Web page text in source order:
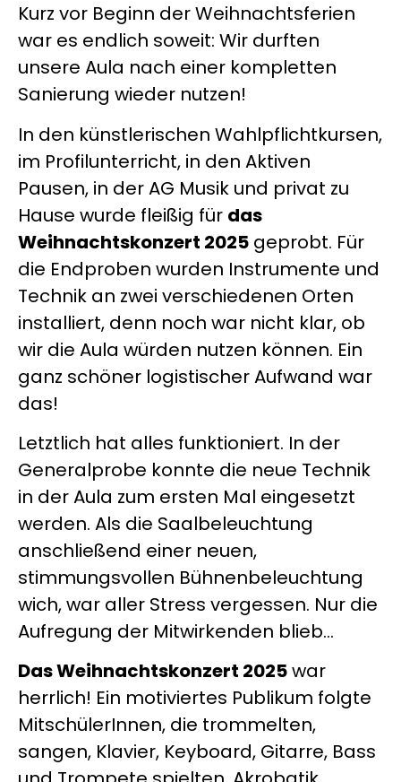
Kurz vor Beginn der Weihnachtsferien
war es endlich soweit: Wir durften
unsere Aula nach einer kompletten
Sanierung wieder nutzen!
In den künstlerischen Wahlpflichtkursen,
im Profilunterricht, in den Aktiven
Pausen, in der AG Musik und privat zu
Hause wurde fleißig für das
Weihnachtskonzert 2025 geprobt. Für
die Endproben wurden Instrumente und
Technik an zwei verschiedenen Orten
installiert, denn noch war nicht klar, ob
wir die Aula würden nutzen können. Ein
ganz schöner logistischer Aufwand war
das!
Letztlich hat alles funktioniert. In der
Generalprobe konnte die neue Technik
in der Aula zum ersten Mal eingesetzt
werden. Als die Saalbeleuchtung
anschließend einer neuen,
stimmungsvollen Bühnenbeleuchtung
wich, war aller Stress vergessen. Nur die
Aufregung der Mitwirkenden blieb…
Das Weihnachtskonzert 2025war
herrlich! Ein motiviertes Publikum folgte
MitschülerInnen, die trommelten,
sangen, Klavier, Keyboard, Gitarre, Bass